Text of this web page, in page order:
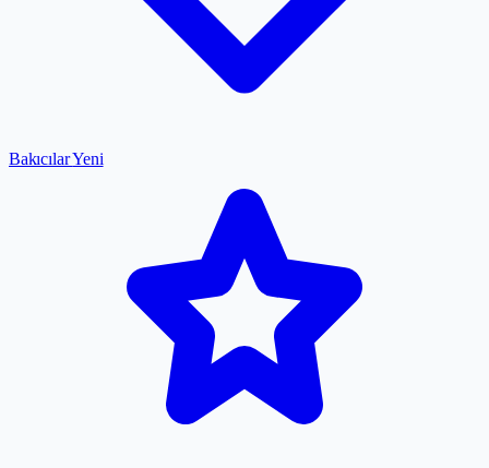
BakıcılarYeni